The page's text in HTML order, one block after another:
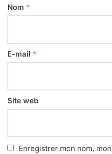
Nom *
E-mail *
Site web
Enregistrer mon nom,